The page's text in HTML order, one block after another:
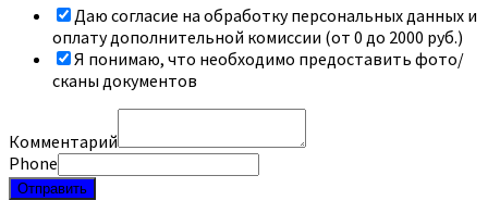
Даю согласие на обработку персональных данных и
оплату дополнительной комиссии (от 0 до 2000 руб.)
Я понимаю, что необходимо предоставить фото/
сканы документов
Комментарий
Phone
Отправить